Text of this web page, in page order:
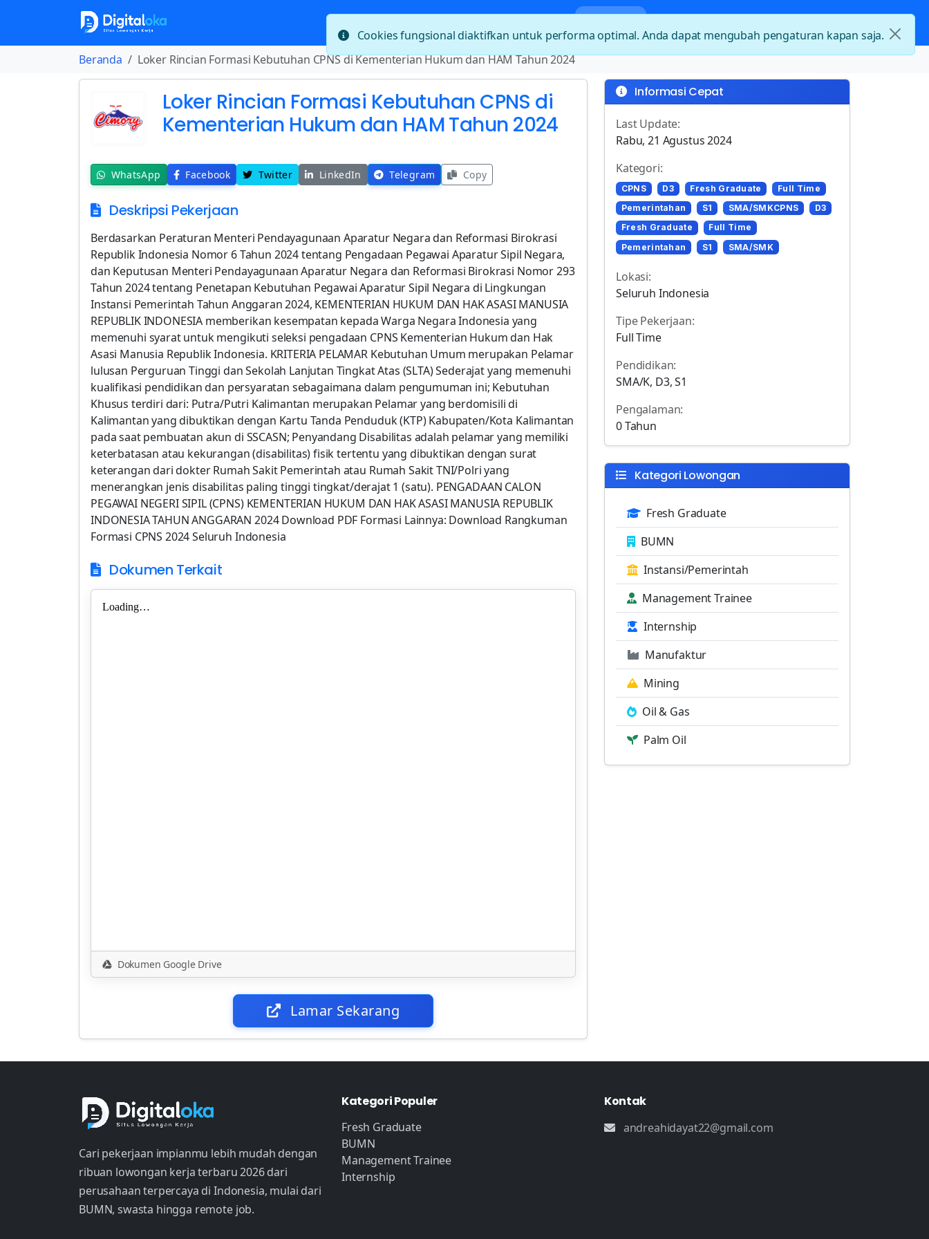
Beranda Loker Rincian Formasi Kebutuhan CPNS di Kementerian Hukum dan HAM Tahun 2024
Loker Rincian Formasi Kebutuhan CPNS di
Kementerian Hukum dan HAM Tahun 2024
WhatsApp Facebook Twitter LinkedIn Telegram Copy
Deskripsi Pekerjaan
Berdasarkan Peraturan Menteri Pendayagunaan Aparatur Negara dan Reformasi Birokrasi
Republik Indonesia Nomor 6 Tahun 2024 tentang Pengadaan Pegawai Aparatur Sipil Negara,
dan Keputusan Menteri Pendayagunaan Aparatur Negara dan Reformasi Birokrasi Nomor 293
Tahun 2024 tentang Penetapan Kebutuhan Pegawai Aparatur Sipil Negara di Lingkungan
Instansi Pemerintah Tahun Anggaran 2024, KEMENTERIAN HUKUM DAN HAK ASASI MANUSIA
REPUBLIK INDONESIA memberikan kesempatan kepada Warga Negara Indonesia yang
memenuhi syarat untuk mengikuti seleksi pengadaan CPNS Kementerian Hukum dan Hak
Asasi Manusia Republik Indonesia. KRITERIA PELAMAR Kebutuhan Umum merupakan Pelamar
lulusan Perguruan Tinggi dan Sekolah Lanjutan Tingkat Atas (SLTA) Sederajat yang memenuhi
kualifikasi pendidikan dan persyaratan sebagaimana dalam pengumuman ini; Kebutuhan
Khusus terdiri dari: Putra/Putri Kalimantan merupakan Pelamar yang berdomisili di
Kalimantan yang dibuktikan dengan Kartu Tanda Penduduk (KTP) Kabupaten/Kota Kalimantan
pada saat pembuatan akun di SSCASN; Penyandang Disabilitas adalah pelamar yang memiliki
keterbatasan atau kekurangan (disabilitas) fisik tertentu yang dibuktikan dengan surat
keterangan dari dokter Rumah Sakit Pemerintah atau Rumah Sakit TNI/Polri yang
menerangkan jenis disabilitas paling tinggi tingkat/derajat 1 (satu). PENGADAAN CALON
PEGAWAI NEGERI SIPIL (CPNS) KEMENTERIAN HUKUM DAN HAK ASASI MANUSIA REPUBLIK
INDONESIA TAHUN ANGGARAN 2024 Download PDF Formasi Lainnya: Download Rangkuman
Formasi CPNS 2024 Seluruh Indonesia
Dokumen Terkait
Dokumen Google Drive
Lamar Sekarang
Informasi Cepat
Last Update:
Rabu, 21 Agustus 2024
Kategori:
CPNS D3 Fresh Graduate
Full Time
Pemerintahan
S1 SMA/SMKCPNS
D3
Fresh Graduate
Full Time
Pemerintahan
S1 SMA/SMK
Lokasi:
Seluruh Indonesia
Tipe Pekerjaan:
Full Time
Pendidikan:
SMA/K, D3, S1
Pengalaman:
0 Tahun
Kategori Lowongan
Fresh Graduate
BUMN
Instansi/Pemerintah
Management Trainee
Internship
Manufaktur
Mining
Oil & Gas
Palm Oil
Cari pekerjaan impianmu lebih mudah dengan
ribuan lowongan kerja terbaru 2026 dari
perusahaan terpercaya di Indonesia, mulai dari
BUMN, swasta hingga remote job.
Kategori Populer
Fresh Graduate
BUMN
Management Trainee
Internship
Kontak
andreahidayat22@gmail.com
Cookies fungsional diaktifkan untuk performa optimal. Anda dapat mengubah pengaturan kapan saja.